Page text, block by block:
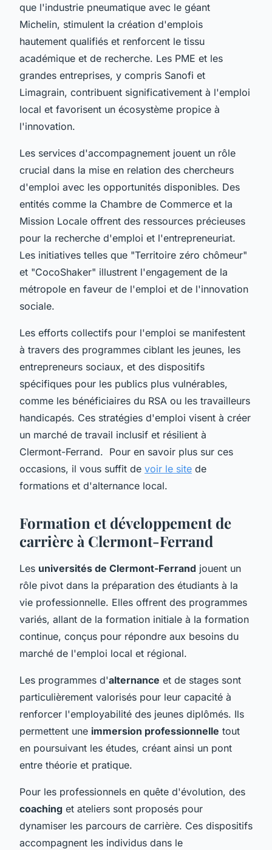
que l'industrie pneumatique avec le géant
Michelin, stimulent la création d'emplois
hautement qualifiés et renforcent le tissu
académique et de recherche. Les PME et les
grandes entreprises, y compris Sanofi et
Limagrain, contribuent significativement à l'emploi
local et favorisent un écosystème propice à
l'innovation.
Les services d'accompagnement jouent un rôle
crucial dans la mise en relation des chercheurs
d'emploi avec les opportunités disponibles. Des
entités comme la Chambre de Commerce et la
Mission Locale offrent des ressources précieuses
pour la recherche d'emploi et l'entrepreneuriat.
Les initiatives telles que "Territoire zéro chômeur"
et "CocoShaker" illustrent l'engagement de la
métropole en faveur de l'emploi et de l'innovation
sociale.
Les efforts collectifs pour l'emploi se manifestent
à travers des programmes ciblant les jeunes, les
entrepreneurs sociaux, et des dispositifs
spécifiques pour les publics plus vulnérables,
comme les bénéficiaires du RSA ou les travailleurs
handicapés. Ces stratégies d'emploi visent à créer
un marché de travail inclusif et résilient à
Clermont-Ferrand. Pour en savoir plus sur ces
occasions, il vous suffit de voir le site de
formations et d'alternance local.
Formation et développement de
carrière à Clermont-Ferrand
Les universités de Clermont-Ferrand jouent un
rôle pivot dans la préparation des étudiants à la
vie professionnelle. Elles offrent des programmes
variés, allant de la formation initiale à la formation
continue, conçus pour répondre aux besoins du
marché de l'emploi local et régional.
Les programmes d'alternance et de stages sont
particulièrement valorisés pour leur capacité à
renforcer l'employabilité des jeunes diplômés. Ils
permettent une immersion professionnelle tout
en poursuivant les études, créant ainsi un pont
entre théorie et pratique.
Pour les professionnels en quête d'évolution, des
coaching et ateliers sont proposés pour
dynamiser les parcours de carrière. Ces dispositifs
accompagnent les individus dans le